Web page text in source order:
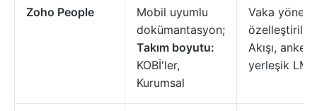
Zoho People
Mobil uyumlu
dokümantasyon;
Takım boyutu:
KOBİ'ler,
Kurumsal
Vaka
Akışı,
yerleşik LMS